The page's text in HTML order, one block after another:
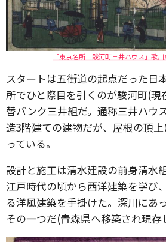
「東京名所 駿河町三井ハウス」歌
スタートは五街道の起点だった日
所でひと際目を引くのが駿河町(現
替バンク三井組だ。通称三井ハウ
造3階建ての建物だが、屋根の頂
っている。
設計と施工は清水建設の前身清水
江戸時代の頃から西洋建築を学び
る洋風建築を手掛けた。深川にあ
その一つだ(青森県へ移築され現存